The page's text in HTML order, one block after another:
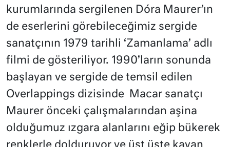
kurumlarında sergilenen Dóra Maurer’ın
de eserlerini görebileceğimiz sergide
sanatçının 1979 tarihli ‘Zamanlama’ adlı
filmi de gösteriliyor. 1990’ların sonunda
başlayan ve sergide de temsil edilen
Overlappings dizisinde Macar sanatçı
Maurer önceki çalışmalarından aşina
olduğumuz ızgara alanlarını eğip bükerek